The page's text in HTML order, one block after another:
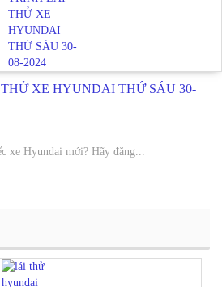
XE HYUNDAI THỨ SÁU 30-
xe Hyundai mới? Hãy đăng...